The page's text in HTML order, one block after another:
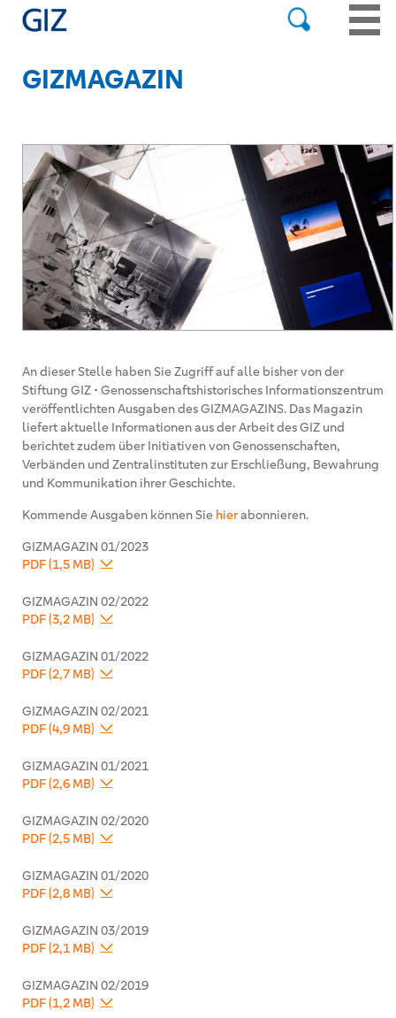
GIZMAGAZIN
An dieser Stelle haben Sie Zugriff auf alle bisher von der
Stiftung GIZ • Genossenschaftshistorisches Informationszentrum
veröffentlichten Ausgaben des GIZMAGAZINS. Das Magazin
liefert aktuelle Informationen aus der Arbeit des GIZ und
berichtet zudem über Initiativen von Genossenschaften,
Verbänden und Zentralinstituten zur Erschließung, Bewahrung
und Kommunikation ihrer Geschichte.
Kommende Ausgaben können Sie hierabonnieren.
GIZMAGAZIN 01/2023
PDF (1,5 MB)
GIZMAGAZIN 02/2022
PDF (3,2 MB)
GIZMAGAZIN 01/2022
PDF (2,7 MB)
GIZMAGAZIN 02/2021
PDF (4,9 MB)
GIZMAGAZIN 01/2021
PDF (2,6 MB)
GIZMAGAZIN 02/2020
PDF (2,5 MB)
GIZMAGAZIN 01/2020
PDF (2,8 MB)
GIZMAGAZIN 03/2019
PDF (2,1 MB)
GIZMAGAZIN 02/2019
PDF (1,2 MB)